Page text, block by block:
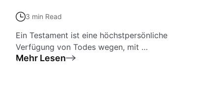
3 min Read
Ein Testament ist eine höchstpersönliche
Verfügung von Todes wegen, mit …
Mehr Lesen